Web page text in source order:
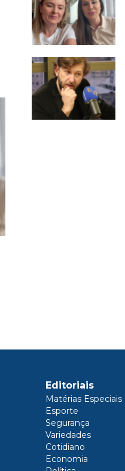
Editoriais
Matérias Especiais
Esporte
Segurança
Variedades
Cotidiano
Economia